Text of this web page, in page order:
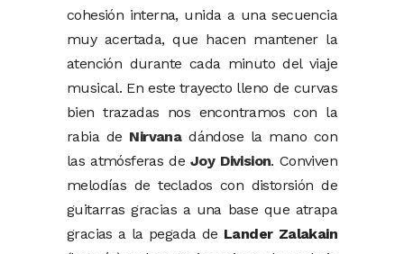
cohesión interna, unida a una secuencia
muy acertada, que hacen mantener la
atención durante cada minuto del viaje
musical. En este trayecto lleno de curvas
bien trazadas nos encontramos con la
rabia de Nirvanadándose la mano con
las atmósferas de Joy Division. Conviven
melodías de teclados con distorsión de
guitarras gracias a una base que atrapa
gracias a la pegada de Lander Zalakain